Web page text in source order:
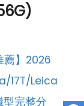
）
薦】2026
17T/Leica
完整分